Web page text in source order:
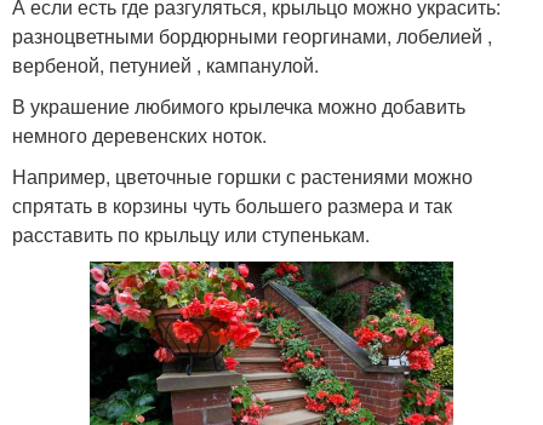
А если есть где разгуляться, крыльцо можно украсить:
разноцветными бордюрными георгинами, лобелией ,
вербеной, петунией , кампанулой.
В украшение любимого крылечка можно добавить
немного деревенских ноток.
Например, цветочные горшки с растениями можно
спрятать в корзины чуть большего размера и так
расставить по крыльцу или ступенькам.